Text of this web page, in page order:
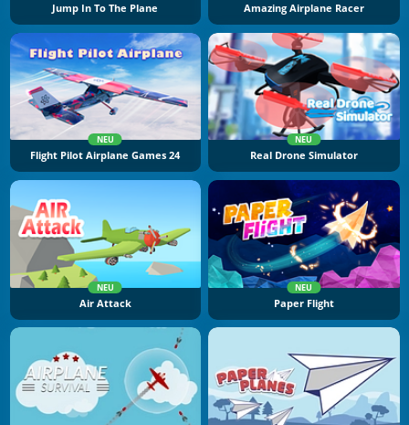
Jump In To The Plane Amazing Airplane Racer
NEU
Flight Pilot Airplane Games 24
NEU
Real Drone Simulator
NEU
Air Attack
NEU
Paper Flight